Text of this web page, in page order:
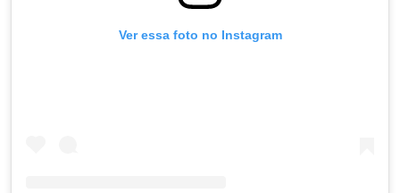
Ver essa foto no Instagram